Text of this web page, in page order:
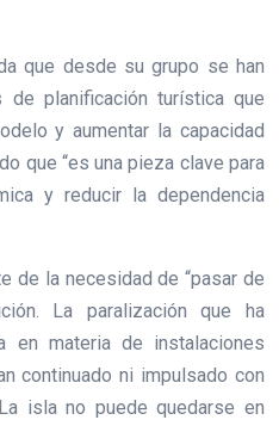
que desde su grupo se han
planificación turística que
y aumentar la capacidad
que “es una pieza clave para
y reducir la dependencia
de la necesidad de “pasar de
La paralización que ha
en materia de instalaciones
continuado ni impulsado con
isla no puede quedarse en